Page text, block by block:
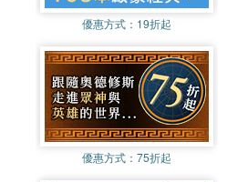
優惠方式： 19折起
優惠方式： 75折起